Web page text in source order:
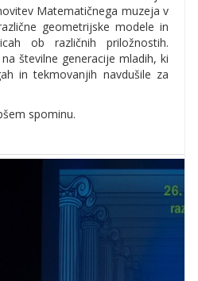
Matematičnega muzeja v
geometrijske modele in
ob različnih priložnostih.
številne generacije mladih, ki
in tekmovanjih navdušile za
spominu.